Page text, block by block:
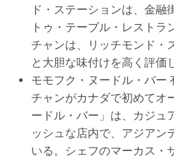
ド・ステーションは、金融
トゥ・テーブル・レストラ
チャンは、リッチモンド・
と大胆な味付けを高く評価
モモフク・ヌードル・バー
チャンがカナダで初めてオ
ードル・バー」は、カジュ
ッシュな店内で、アジアン
いる。シェフのマーカス・